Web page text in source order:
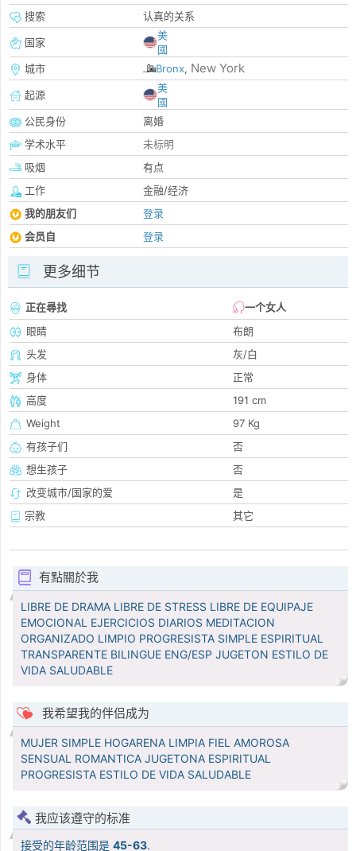
搜索
认真的关系
国家
美
國
城市
Bronx, New York
起源
美
國
公民身份
离婚
学术水平
未标明
吸烟
有点
工作
金融/经济
我的朋友们
登录
会员自
登录
更多细节
正在尋找
一个女人
眼睛
布朗
头发
灰/白
身体
正常
高度
191 cm
Weight
97 Kg
有孩子们
否
想生孩子
否
改变城市/国家的爱
是
宗教
其它
有點關於我
LIBRE DE DRAMA LIBRE DE STRESS LIBRE DE EQUIPAJE
EMOCIONAL EJERCICIOS DIARIOS MEDITACION
ORGANIZADO LIMPIO PROGRESISTA SIMPLE ESPIRITUAL
TRANSPARENTE BILINGUE ENG/ESP JUGETON ESTILO DE
VIDA SALUDABLE
我希望我的伴侣成为
MUJER SIMPLE HOGARENA LIMPIA FIEL AMOROSA
SENSUAL ROMANTICA JUGETONA ESPIRITUAL
PROGRESISTA ESTILO DE VIDA SALUDABLE
我应该遵守的标准
接受的年龄范围是 45-63.